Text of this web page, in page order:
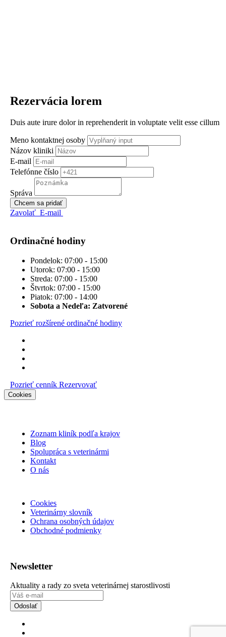
Rezervácia lorem
Duis aute irure dolor in reprehenderit in voluptate velit esse cillum
Meno kontaktnej osoby
Názov kliniki
E-mail
Telefónne číslo
Správa
Chcem sa pridať
Zavolať E-mail
Ordinačné hodiny
Pondelok: 07:00 - 15:00
Utorok: 07:00 - 15:00
Streda: 07:00 - 15:00
Štvrtok: 07:00 - 15:00
Piatok: 07:00 - 14:00
Sobota a Nedeľa: Zatvorené
Pozrieť rozšírené ordinačné hodiny
Pozrieť cenník Rezervovať
Cookies
Zoznam kliník podľa krajov
Blog
Spolupráca s veterinármi
Kontakt
O nás
Cookies
Veterinárny slovník
Ochrana osobných údajov
Obchodné podmienky
Newsletter
Aktuality a rady zo sveta veterinárnej starostlivosti